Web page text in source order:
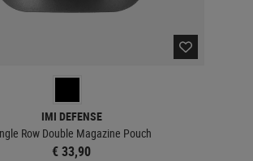
IMI DEFENSE
Row Double Magazine Pouch
€ 33,90